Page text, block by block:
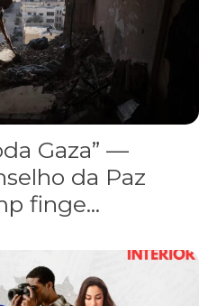
Gaza” —
da Paz
finge...
e revistas do interior